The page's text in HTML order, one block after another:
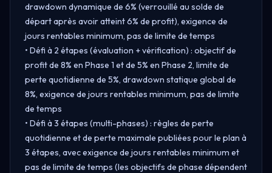
drawdown dynamique de 6% (verrouillé au solde de
départ après avoir atteint 6% de profit), exigence de
jours rentables minimum, pas de limite de temps
• Défi à 2 étapes (évaluation + vérification) : objectif de
profit de 8% en Phase 1 et de 5% en Phase 2, limite de
perte quotidienne de 5%, drawdown statique global de
8%, exigence de jours rentables minimum, pas de limite
de temps
• Défi à 3 étapes (multi-phases) : règles de perte
quotidienne et de perte maximale publiées pour le plan à
3 étapes, avec exigence de jours rentables minimum et
pas de limite de temps (les objectifs de phase dépendent